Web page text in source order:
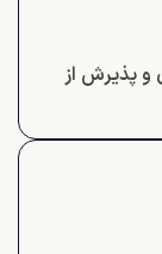
و پذیرش از